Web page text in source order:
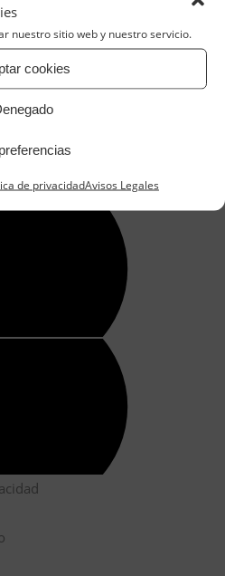
nuestro sitio web y nuestro servicio.
cookies
de privacidadAvisos Legales